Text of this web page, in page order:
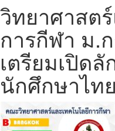
วิทยาศาสต
การกีฬา ม.
เตรียมเปิด
นักศึกษาไท